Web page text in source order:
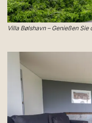
Villa Bølshavn – Genießen